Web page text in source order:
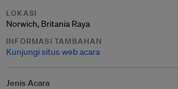
LOKASI
Norwich, Britania Raya
INFORMASI TAMBAHAN
Kunjungi situs web acara
Jenis Acara